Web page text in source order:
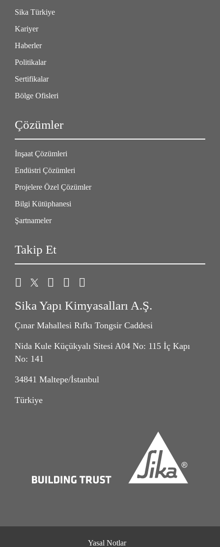
Sika Türkiye
Kariyer
Haberler
Politikalar
Sertifikalar
Bölge Ofisleri
Çözümler
İnşaat Çözümleri
Endüstri Çözümleri
Projelere Özel Çözümler
Bilgi Kütüphanesi
Şartnameler
Takip Et
Sika Yapı Kimyasalları A.Ş.
Çınar Mahallesi Rıfkı Tongsir Caddesi
Nida Kule Küçükyalı Sitesi A04 No: 115 İç Kapı
No: 141
34841 Maltepe/İstanbul
Türkiye
Yasal Notlar